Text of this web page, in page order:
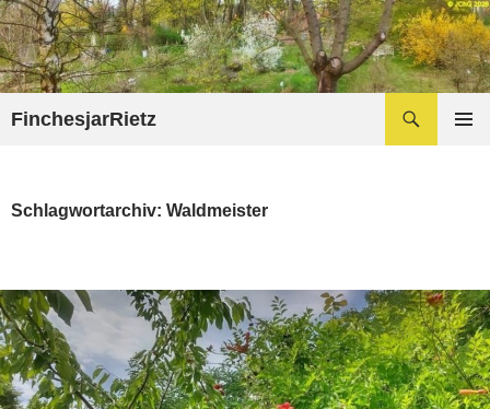
Zum
Inhalt
springen
FinchesjarRietz
Schlagwortarchiv: Waldmeister